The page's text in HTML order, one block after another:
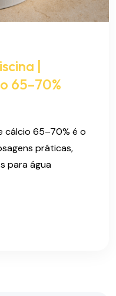
|
65–70%
cálcio 65–70% é o
práticas,
para água